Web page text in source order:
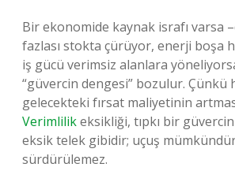
Bir ekonomide kaynak israfı varsa
fazlası stokta çürüyor, enerji boşa
iş gücü verimsiz alanlara
“güvercin dengesi” bozulur. Çünkü
gelecekteki fırsat maliyetinin
Verimlilikeksikliği, tıpkı bir
eksik telek gibidir; uçuş
sürdürülemez.